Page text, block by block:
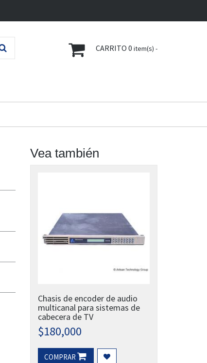
CARRITO 0 item(s) -
Vea también
Chasis de encoder de audio
multicanal para sistemas de
cabecera de TV
$180,000
COMPRAR